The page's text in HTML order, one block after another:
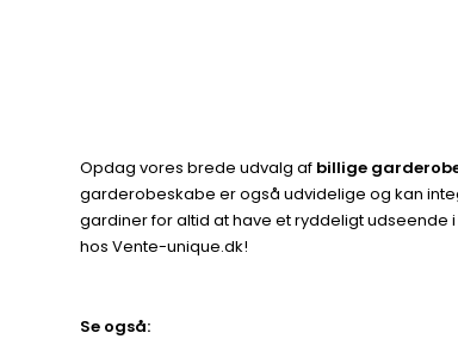
Opdag vores brede udvalg af billige
garderobeskabe er også udvidelige og kan
gardiner for altid at have et ryddeligt
hos Vente-unique.dk!
Se også: